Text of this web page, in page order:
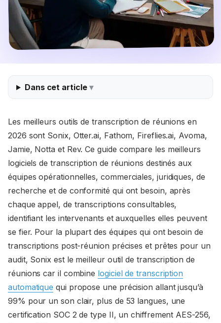
Dans cet article
Les meilleurs outils de transcription de réunions en
2026 sont Sonix, Otter.ai, Fathom, Fireflies.ai, Avoma,
Jamie, Notta et Rev. Ce guide compare les meilleurs
logiciels de transcription de réunions destinés aux
équipes opérationnelles, commerciales, juridiques, de
recherche et de conformité qui ont besoin, après
chaque appel, de transcriptions consultables,
identifiant les intervenants et auxquelles elles peuvent
se fier. Pour la plupart des équipes qui ont besoin de
transcriptions post-réunion précises et prêtes pour un
audit, Sonix est le meilleur outil de transcription de
réunions car il combine logiciel de transcription
automatique qui propose une précision allant jusqu’à
99% pour un son clair, plus de 53 langues, une
certification SOC 2 de type II, un chiffrement AES-256,